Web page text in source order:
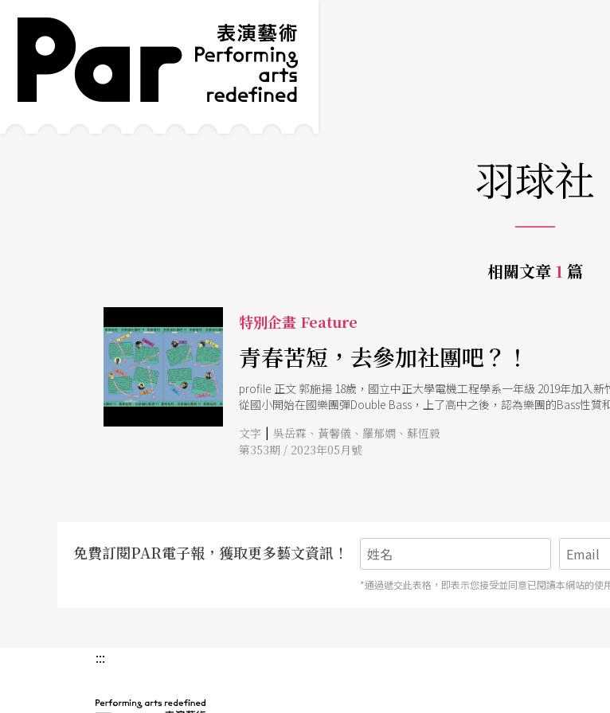
跳到主要內容區塊
網站導覽
羽球社
相關文章 1 篇
特別企畫 Feature
青春苦短，去參加社團吧？！
profile 正文 郭施揚 18歲，國立中正大學電機工程學系一年級 2019年加入新竹市立建功高級中學熱音社 會參加熱音社，原因聽起來有點好笑，因為我
從國小開始在國樂團彈Double Bass，上了高中之後，認為樂團的Bass性
曲子真的太難彈，練習時也常有挫折感，只有主唱和吉他很投入，反而更不知道怎麼
文字 | 吳岳霖、黃馨儀、羅郁嫻、蘇恆毅
第353期 / 2023年05月號
免費訂閱PAR電子報，獲取更多藝文資訊！
*通過遞交此表格，即表示您接受並同意已閱讀本網站的使
:::